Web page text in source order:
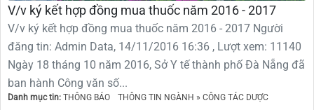
V/v ký kết hợp đồng mua thuốc năm 2016 - 2017
V/v ký kết hợp đồng mua thuốc năm 2016 - 2017 Người
đăng tin: Admin Data, 14/11/2016 16:36 , Lượt xem: 11140
Ngày 18 tháng 10 năm 2016, Sở Y tế thành phố Đà Nẵng đã
ban hành Công văn số...
Danh mục tin: THÔNG BÁO THÔNG TIN NGÀNH » CÔNG TÁC DƯỢC